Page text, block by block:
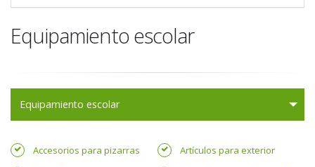
Equipamiento escolar
Equipamiento escolar
Accesorios para pizarras
Artículos para exterior